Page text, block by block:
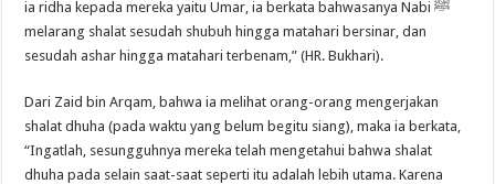
ia ridha kepada mereka yaitu Umar, ia berkata bahwasanya Nabi ﷺ
melarang shalat sesudah shubuh hingga matahari bersinar, dan
sesudah ashar hingga matahari terbenam,” (HR. Bukhari).
Dari Zaid bin Arqam, bahwa ia melihat orang-orang mengerjakan
shalat dhuha (pada waktu yang belum begitu siang), maka ia berkata,
“Ingatlah, sesungguhnya mereka telah mengetahui bahwa shalat
dhuha pada selain saat-saat seperti itu adalah lebih utama. Karena